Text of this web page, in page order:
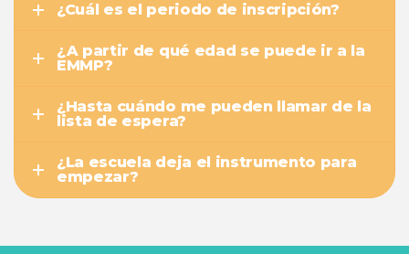
¿Cuál es el periodo de inscripción?
¿A partir de qué edad se puede ir a la
EMMP?
¿Hasta cuándo me pueden llamar de la
lista de espera?
¿La escuela deja el instrumento para
empezar?